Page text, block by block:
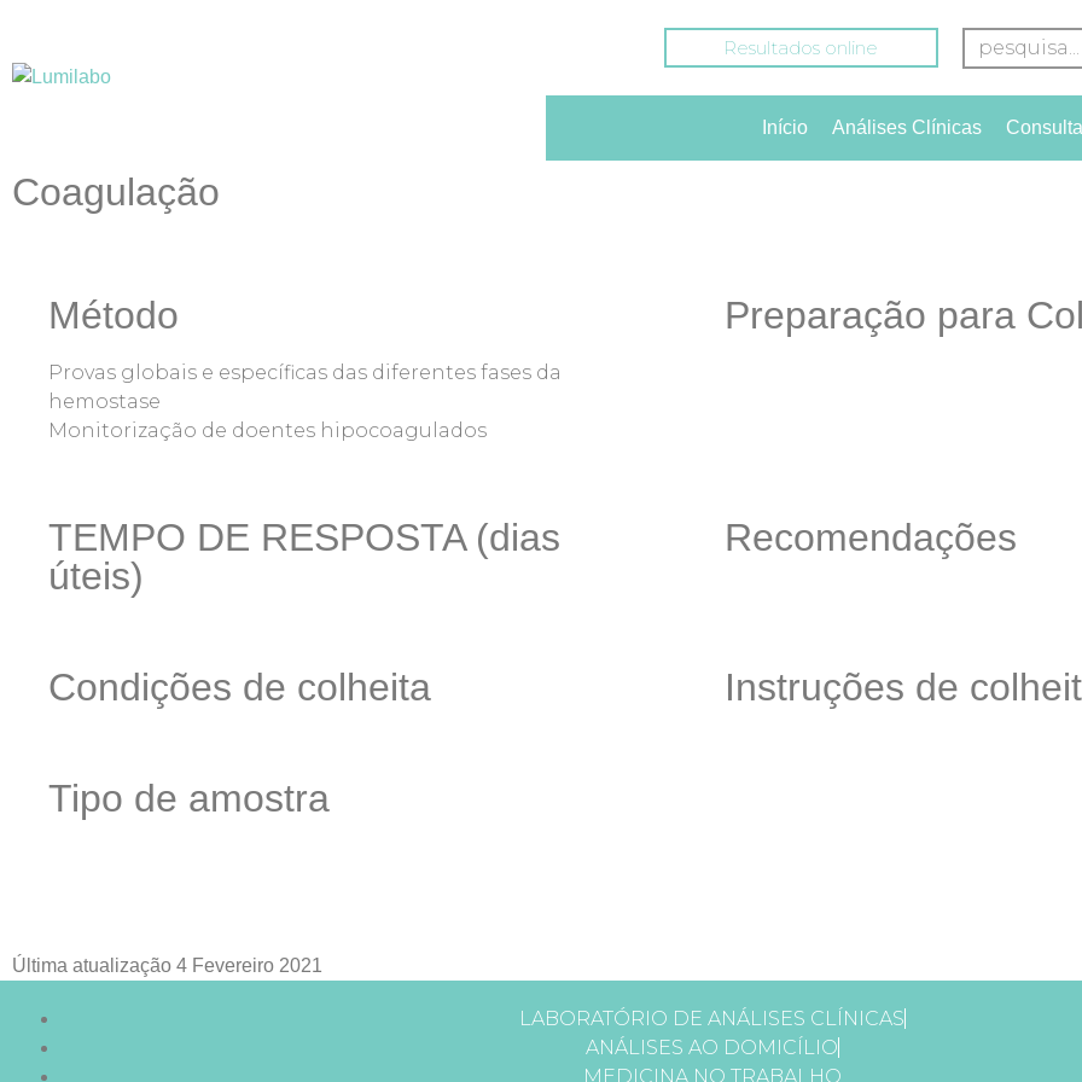
Resultados online
Início Análises Clínicas
Coagulação
Método
Provas globais e específicas das diferentes fases da
hemostase
Monitorização de doentes hipocoagulados
Preparação para
TEMPO DE RESPOSTA (dias
úteis)
Recomendações
Condições de colheita Instruções de
Tipo de amostra
Última atualização 4 Fevereiro 2021
LABORATÓRIO DE ANÁLISES CLÍNICAS
ANÁLISES AO DOMICÍLIO
MEDICINA NO TRABALHO